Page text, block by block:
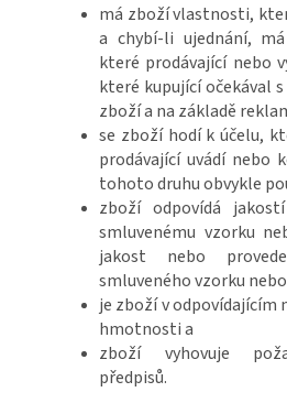
má zboží vlastnosti,
a chybí-li ujednání,
které prodávající nebo
které kupující očekával
zboží a na základě
se zboží hodí k účelu,
prodávající uvádí nebo
tohoto druhu obvykle
zboží odpovídá
smluvenému vzorku
jakost nebo
smluveného vzorku
je zboží v odpovídajícím
hmotnosti a
zboží vyhovuje
předpisů.